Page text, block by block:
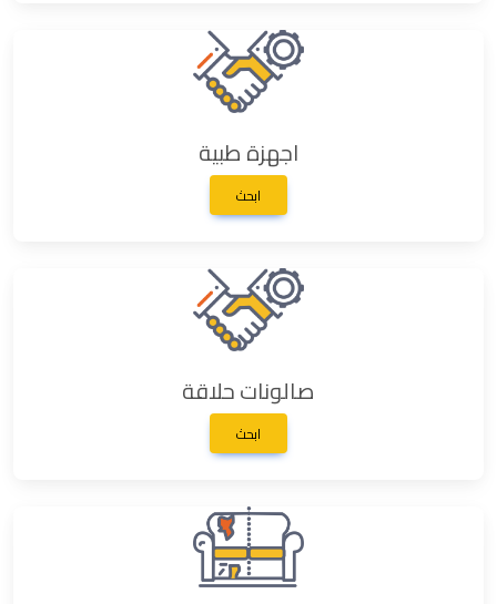
اجهزة طبية
ابحث
صالونات حلاقة
ابحث